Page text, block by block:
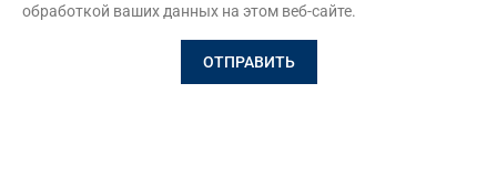
обработкой ваших данных на этом веб-сайте.